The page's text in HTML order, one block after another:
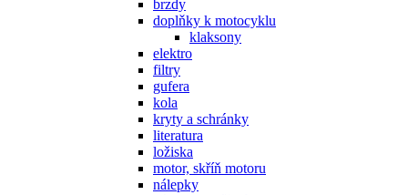
brzdy
doplňky k motocyklu
klaksony
elektro
filtry
gufera
kola
kryty a schránky
literatura
ložiska
motor, skříň motoru
nálepky